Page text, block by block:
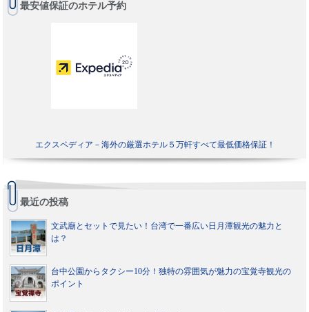
最安値保証のホテル予約
エクスペディア－海外の厳選ホテル５万軒すべて最低価格保証！
最近の投稿
文武廟とセットで見たい！台湾で一番広い日月潭観光の魅力と
は？
台中公園からタクシー10分！独特の雰囲気が魅力の宝覚寺観光の
ポイント